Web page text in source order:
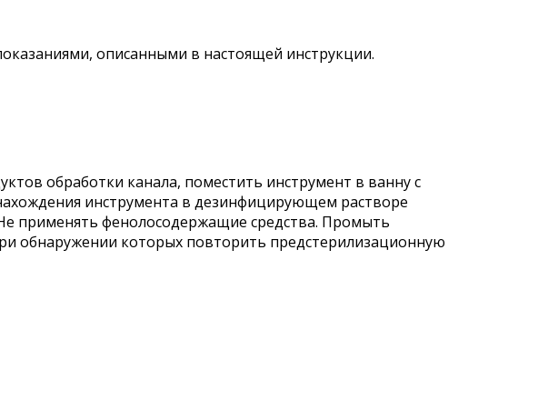
описанными в настоящей инструкции.
обработки канала, поместить инструмент в ванну с
инструмента в дезинфицирующем растворе
применять фенолосодержащие средства. Промыть
обнаружении которых повторить предстерилизационную